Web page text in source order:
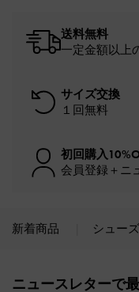
送料無料
一定金額以上
サイズ交換
１回無料
初回購入
会員登録＋ニ
新着商品 シューズ
ニュースレターで